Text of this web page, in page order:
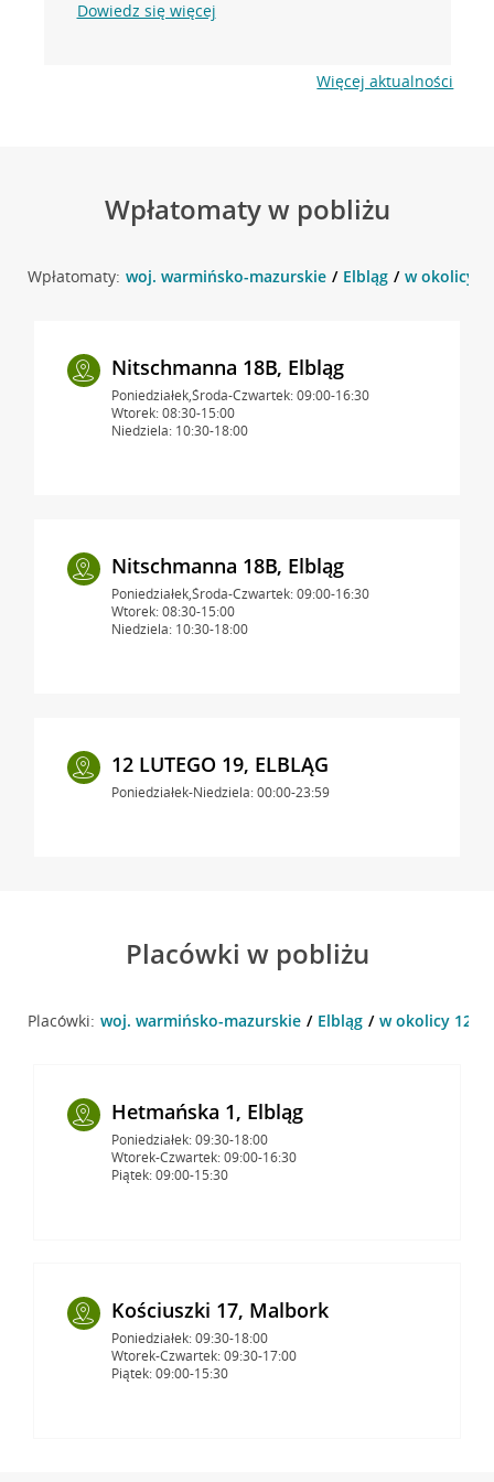
Dowiedz się więcej
Więcej aktualności
Wpłatomaty w pobliżu
Wpłatomaty: woj. warmińsko-mazurskie Elbląg w okolicy
Nitschmanna 18B, Elbląg
Poniedziałek,Środa-Czwartek: 09:00-16:30
Wtorek: 08:30-15:00
Niedziela: 10:30-18:00
Nitschmanna 18B, Elbląg
Poniedziałek,Środa-Czwartek: 09:00-16:30
Wtorek: 08:30-15:00
Niedziela: 10:30-18:00
12 LUTEGO 19, ELBLĄG
Poniedziałek-Niedziela: 00:00-23:59
Placówki w pobliżu
Placówki: woj. warmińsko-mazurskie Elbląg w okolicy 12
Hetmańska 1, Elbląg
Poniedziałek: 09:30-18:00
Wtorek-Czwartek: 09:00-16:30
Piątek: 09:00-15:30
Kościuszki 17, Malbork
Poniedziałek: 09:30-18:00
Wtorek-Czwartek: 09:30-17:00
Piątek: 09:00-15:30